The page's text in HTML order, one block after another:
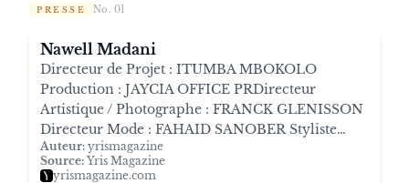
PRESSE No. 01
Nawell Madani
Directeur de Projet : ITUMBA MBOKOLO
Production : JAYCIA OFFICE PRDirecteur
Artistique / Photographe : FRANCK GLENISSON
Directeur Mode : FAHAID SANOBER Styliste…
Auteur: yrismagazine
Source: Yris Magazine
yrismagazine.com